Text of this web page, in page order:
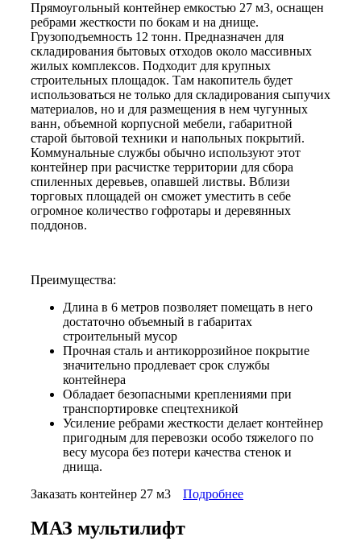
Прямоугольный контейнер емкостью 27 м3, оснащен
ребрами жесткости по бокам и на днище.
Грузоподъемность 12 тонн. Предназначен для
складирования бытовых отходов около массивных
жилых комплексов. Подходит для крупных
строительных площадок. Там накопитель будет
использоваться не только для складирования сыпучих
материалов, но и для размещения в нем чугунных
ванн, объемной корпусной мебели, габаритной
старой бытовой техники и напольных покрытий.
Коммунальные службы обычно используют этот
контейнер при расчистке территории для сбора
спиленных деревьев, опавшей листвы. Вблизи
торговых площадей он сможет уместить в себе
огромное количество гофротары и деревянных
поддонов.
​​​​​​​Преимущества:
Длина в 6 метров позволяет помещать в него
достаточно объемный в габаритах
строительный мусор
Прочная сталь и антикоррозийное покрытие
значительно продлевает срок службы
контейнера
Обладает безопасными креплениями при
транспортировке спецтехникой
Усиление ребрами жесткости делает контейнер
пригодным для перевозки особо тяжелого по
весу мусора без потери качества стенок и
днища.
Заказать контейнер 27 м3
Подробнее
МАЗ мультилифт